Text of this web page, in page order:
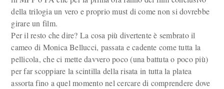
della trilogia un vero e proprio must di come non si dovrebbe
girare un film.
Per il resto che dire? La cosa più divertente è sembrato il
cameo di Monica Bellucci, passata e cadente come tutta la
pellicola, che ci mette davvero poco (una battuta o poco più)
per far scoppiare la scintilla della risata in tutta la platea
assorta fino a quel momento nel cercare di comprendere dove